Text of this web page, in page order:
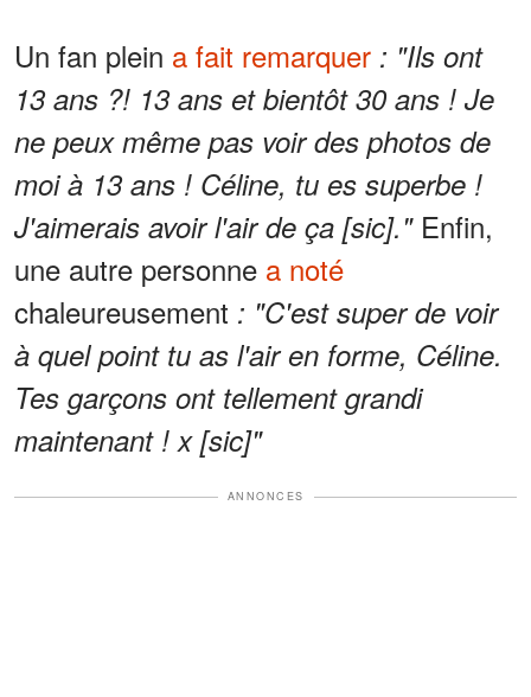
Un fan plein a fait remarquer : "Ils ont
13 ans ?! 13 ans et bientôt 30 ans ! Je
ne peux même pas voir des photos de
moi à 13 ans ! Céline, tu es superbe !
J'aimerais avoir l'air de ça [sic]."Enfin,
une autre personne a noté
chaleureusement : "C'est super de voir
à quel point tu as l'air en forme, Céline.
Tes garçons ont tellement grandi
maintenant ! x [sic]"
ANNONCES